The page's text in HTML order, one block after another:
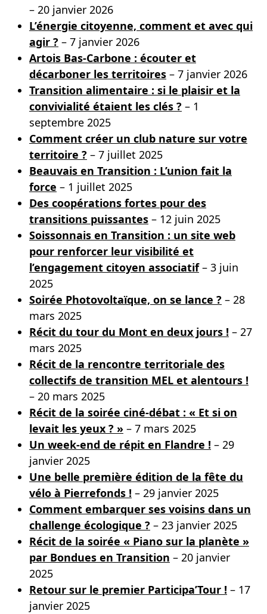
– 20 janvier 2026
L’énergie citoyenne, comment et avec qui
agir ? – 7 janvier 2026
Artois Bas-Carbone : écouter et
décarboner les territoires – 7 janvier 2026
Transition alimentaire : si le plaisir et la
convivialité étaient les clés ? – 1
septembre 2025
Comment créer un club nature sur votre
territoire ? – 7 juillet 2025
Beauvais en Transition : L’union fait la
force – 1 juillet 2025
Des coopérations fortes pour des
transitions puissantes – 12 juin 2025
Soissonnais en Transition : un site web
pour renforcer leur visibilité et
l’engagement citoyen associatif– 3 juin
2025
Soirée Photovoltaïque, on se lance ? – 28
mars 2025
Récit du tour du Mont en deux jours ! – 27
mars 2025
Récit de la rencontre territoriale des
collectifs de transition MEL et alentours !
– 20 mars 2025
Récit de la soirée ciné-débat : « Et si on
levait les yeux ? » – 7 mars 2025
Un week-end de répit en Flandre ! – 29
janvier 2025
Une belle première édition de la fête du
vélo à Pierrefonds ! – 29 janvier 2025
Comment embarquer ses voisins dans un
challenge écologique ? – 23 janvier 2025
Récit de la soirée « Piano sur la planète »
par Bondues en Transition – 20 janvier
2025
Retour sur le premier Participa’Tour ! – 17
janvier 2025